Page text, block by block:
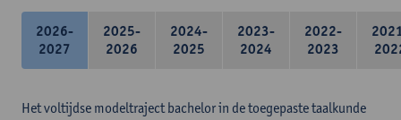
2026-
2027
2025-
2026
2024-
2025
2023-
2024
2022-
2023
Het voltijdse modeltraject bachelor in de toegepaste taalkunde